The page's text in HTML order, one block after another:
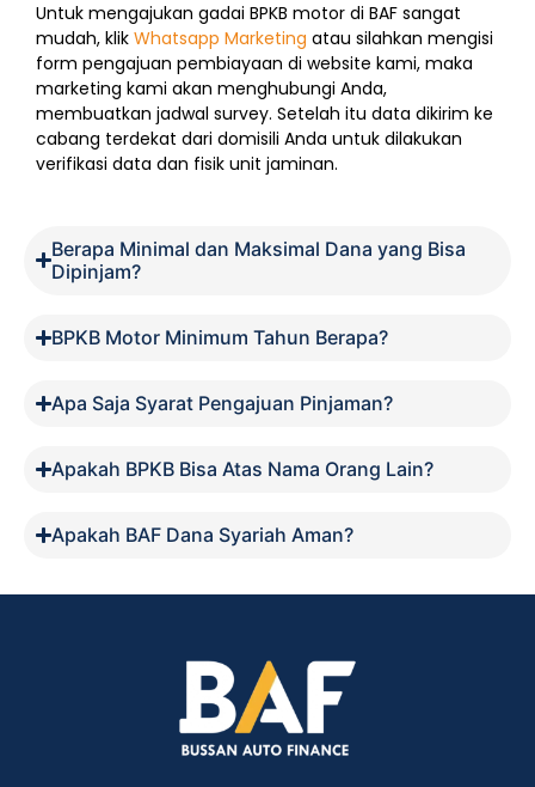
Untuk mengajukan gadai BPKB motor di BAF sangat
mudah, klik Whatsapp Marketing atau silahkan mengisi
form pengajuan pembiayaan di website kami, maka
marketing kami akan menghubungi Anda,
membuatkan jadwal survey. Setelah itu data dikirim ke
cabang terdekat dari domisili Anda untuk dilakukan
verifikasi data dan fisik unit jaminan.
Berapa Minimal dan Maksimal Dana yang Bisa
Dipinjam?
BPKB Motor Minimum Tahun Berapa?
Apa Saja Syarat Pengajuan Pinjaman?
Apakah BPKB Bisa Atas Nama Orang Lain?
Apakah BAF Dana Syariah Aman?